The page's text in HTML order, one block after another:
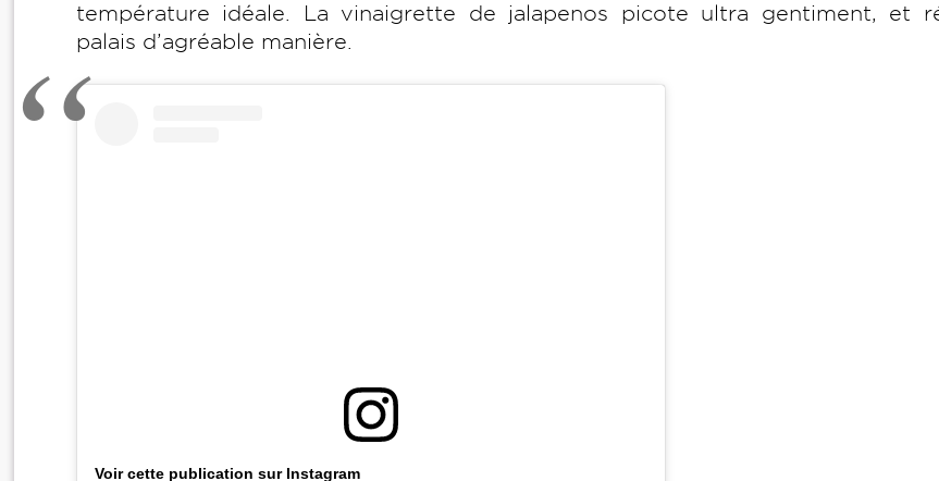
température idéale. La vinaigrette de jalapenos picote ultra gentiment, et
palais d’agréable manière.
Voir cette publication sur Instagram